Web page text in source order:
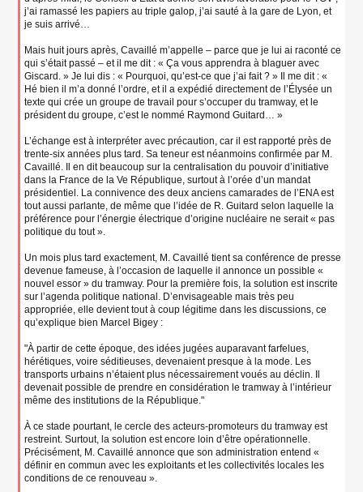
j’ai ramassé les papiers au triple galop, j’ai sauté à la gare de Lyon, et
je suis arrivé…
Mais huit jours après, Cavaillé m’appelle – parce que je lui ai raconté ce
qui s’était passé – et il me dit : « Ça vous apprendra à blaguer avec
Giscard. » Je lui dis : « Pourquoi, qu’est-ce que j’ai fait ? » Il me dit : «
Hé bien il m’a donné l’ordre, et il a expédié directement de l’Élysée un
texte qui crée un groupe de travail pour s’occuper du tramway, et le
président du groupe, c’est le nommé Raymond Guitard… »
L’échange est à interpréter avec précaution, car il est rapporté près de
trente-six années plus tard. Sa teneur est néanmoins confirmée par M.
Cavaillé. Il en dit beaucoup sur la centralisation du pouvoir d’initiative
dans la France de la Ve République, surtout à l’orée d’un mandat
présidentiel. La connivence des deux anciens camarades de l’ENA est
tout aussi parlante, de même que l’idée de R. Guitard selon laquelle la
préférence pour l’énergie électrique d’origine nucléaire ne serait « pas
politique du tout ».
Un mois plus tard exactement, M. Cavaillé tient sa conférence de presse
devenue fameuse, à l’occasion de laquelle il annonce un possible «
nouvel essor » du tramway. Pour la première fois, la solution est inscrite
sur l’agenda politique national. D’envisageable mais très peu
appropriée, elle devient tout à coup légitime dans les discussions, ce
qu’explique bien Marcel Bigey :
"À partir de cette époque, des idées jugées auparavant farfelues,
hérétiques, voire séditieuses, devenaient presque à la mode. Les
transports urbains n’étaient plus nécessairement voués au déclin. Il
devenait possible de prendre en considération le tramway à l’intérieur
même des institutions de la République."
À ce stade pourtant, le cercle des acteurs-promoteurs du tramway est
restreint. Surtout, la solution est encore loin d’être opérationnelle.
Précisément, M. Cavaillé annonce que son administration entend «
définir en commun avec les exploitants et les collectivités locales les
conditions de ce renouveau ».